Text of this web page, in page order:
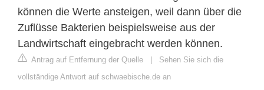
können die Werte ansteigen, weil dann über die
Zuflüsse Bakterien beispielsweise aus der
Landwirtschaft eingebracht werden können.
Antrag auf Entfernung der Quelle | Sehen Sie sich die
vollständige Antwort auf schwaebische.de an